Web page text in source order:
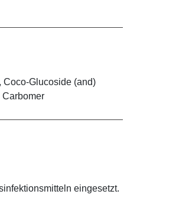
Coco-Glucoside (and)
Carbomer
eingesetzt.